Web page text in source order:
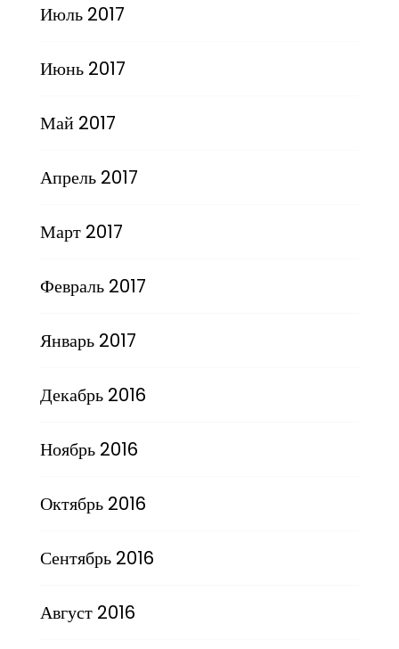
Июль 2017
Июнь 2017
Май 2017
Апрель 2017
Март 2017
Февраль 2017
Январь 2017
Декабрь 2016
Ноябрь 2016
Октябрь 2016
Сентябрь 2016
Август 2016